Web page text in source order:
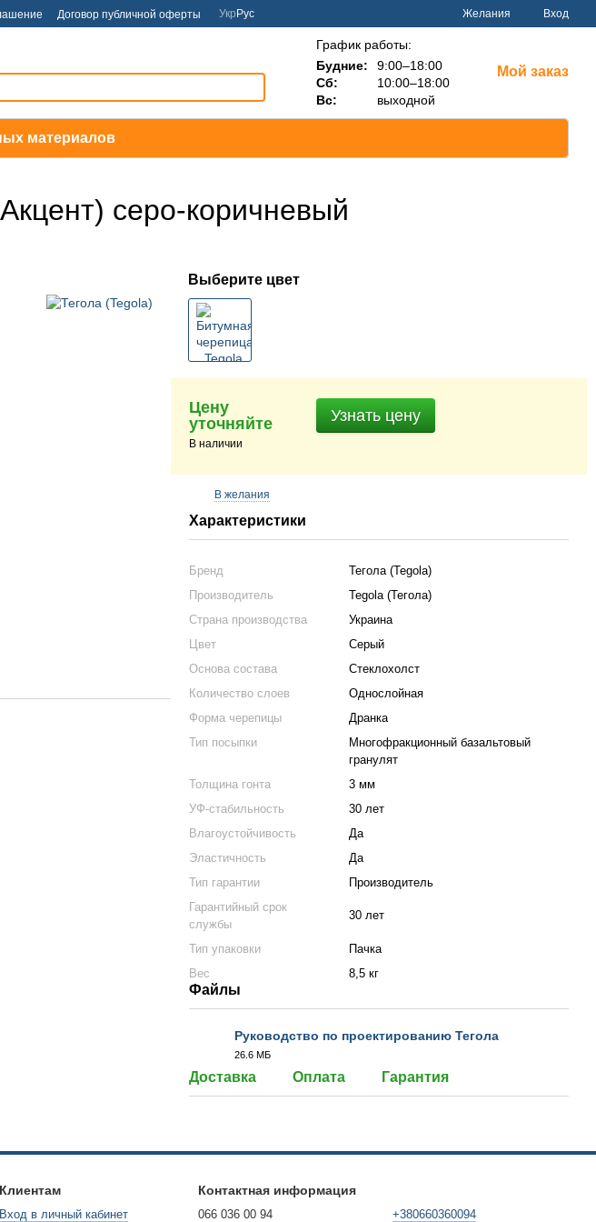
Договор публичной оферты Укр Рус Желания Вход
График работы:
Будние:
9:00–18:00
Сб:
10:00–18:00
Вс:
выходной
Мой заказ
материалов
серо-коричневый
Выберите цвет
Цену
уточняйте
В наличии
Узнать цену
В желания
Характеристики
Бренд
Тегола (Tegola)
Производитель
Tegola (Тегола)
Страна производства
Украина
Цвет
Серый
Основа состава
Стеклохолст
Количество слоев
Однослойная
Форма черепицы
Дранка
Тип посыпки
Многофракционный базальтовый
гранулят
Толщина гонта
3 мм
УФ-стабильность
30 лет
Влагоустойчивость
Да
Эластичность
Да
Тип гарантии
Производитель
Гарантийный срок
службы
30 лет
Тип упаковки
Пачка
Вес
8,5 кг
Файлы
Руководство по проектированию Тегола
26.6 МБ
Доставка Оплата Гарантия
Клиентам
Вход в личный кабинет
Контактная информация
066 036 00 94 +380660360094